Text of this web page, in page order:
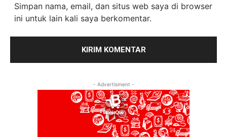
Simpan nama, email, dan situs web saya di browser
ini untuk lain kali saya berkomentar.
- Advertisment -